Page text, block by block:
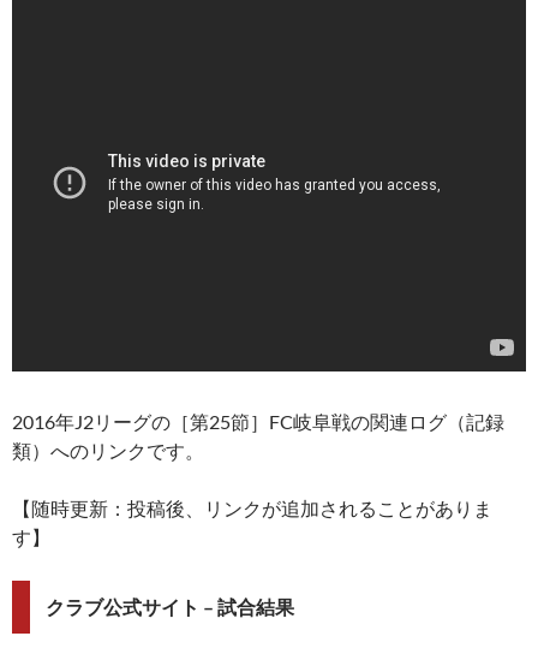
2016年J2リーグの［第25節］FC岐阜戦の関連ログ（記録
類）へのリンクです。
【随時更新：投稿後、リンクが追加されることがありま
す】
クラブ公式サイト – 試合結果